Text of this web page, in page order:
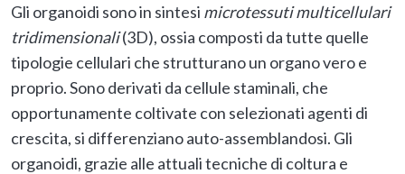
Gli organoidi sono in sintesi microtessuti multicellulari
tridimensionali(3D), ossia composti da tutte quelle
tipologie cellulari che strutturano un organo vero e
proprio. Sono derivati da cellule staminali, che
opportunamente coltivate con selezionati agenti di
crescita, si differenziano auto-assemblandosi. Gli
organoidi, grazie alle attuali tecniche di coltura e